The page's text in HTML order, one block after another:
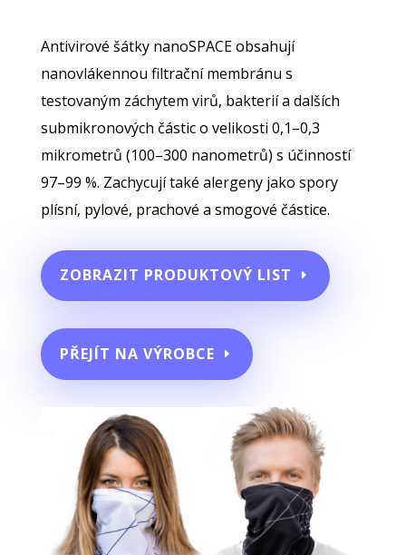
Antivirové šátky nanoSPACE obsahují
nanovlákennou filtrační membránu s
testovaným záchytem virů, bakterií a dalších
submikronových částic o velikosti 0,1–0,3
mikrometrů (100–300 nanometrů) s účinností
97–99 %. Zachycují také alergeny jako spory
plísní, pylové, prachové a smogové částice.
ZOBRAZIT PRODUKTOVÝ LIST
PŘEJÍT NA VÝROBCE